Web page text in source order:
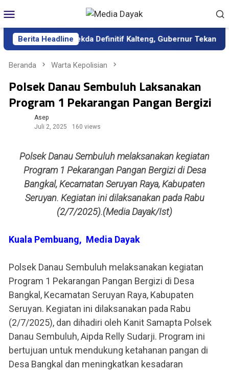
ke
kontenMobile
Berita Headline
sebagai Sekda Definitif Kalteng, Gubernur Tekankan
Beranda Warta Kepolisian
Polsek Danau Sembuluh Laksanakan
Program 1 Pekarangan Pangan Bergizi
Asep
Juli 2, 2025
160 views
Polsek Danau Sembuluh melaksanakan kegiatan
Program 1 Pekarangan Pangan Bergizi di Desa
Bangkal, Kecamatan Seruyan Raya, Kabupaten
Seruyan. Kegiatan ini dilaksanakan pada Rabu
(2/7/2025).(Media Dayak/Ist)
Kuala Pembuang, Media Dayak
Polsek Danau Sembuluh melaksanakan kegiatan
Program 1 Pekarangan Pangan Bergizi di Desa
Bangkal, Kecamatan Seruyan Raya, Kabupaten
Seruyan. Kegiatan ini dilaksanakan pada Rabu
(2/7/2025), dan dihadiri oleh Kanit Samapta Polsek
Danau Sembuluh, Aipda Relly Sudarji. Program ini
bertujuan untuk mendukung ketahanan pangan di
Desa Bangkal dan meningkatkan kesadaran